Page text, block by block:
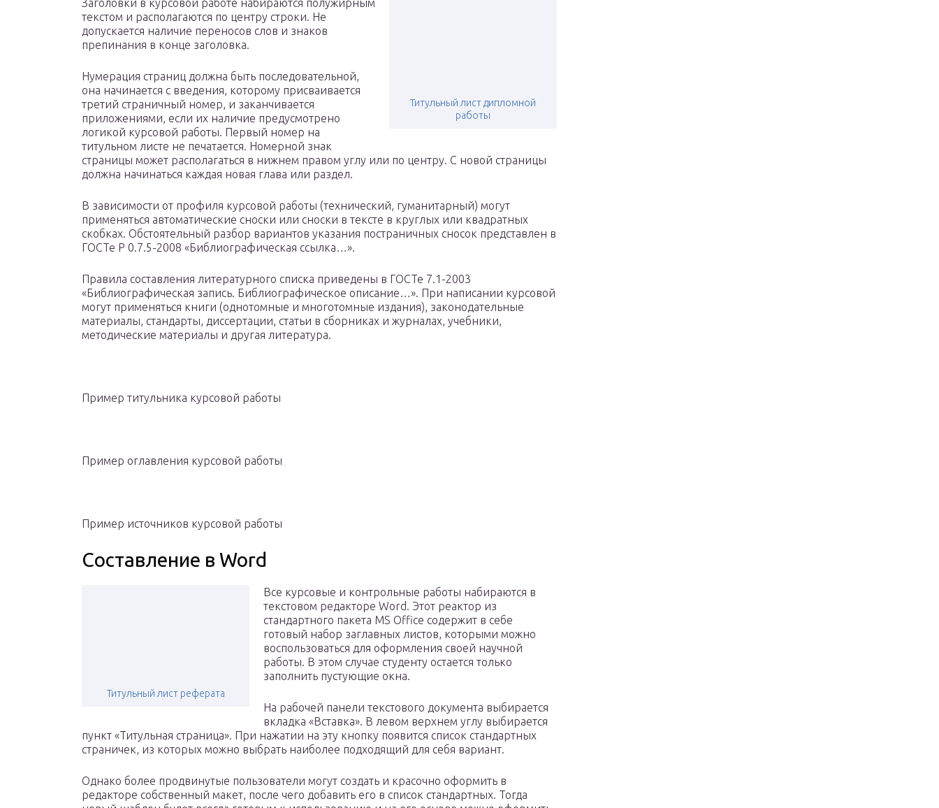
Титульный лист дипломной
работы
Заголовки в курсовой работе набираются полужирным
текстом и располагаются по центру строки. Не
допускается наличие переносов слов и знаков
препинания в конце заголовка.
Нумерация страниц должна быть последовательной,
она начинается с введения, которому присваивается
третий страничный номер, и заканчивается
приложениями, если их наличие предусмотрено
логикой курсовой работы. Первый номер на
титульном листе не печатается. Номерной знак
страницы может располагаться в нижнем правом углу или по центру. С новой страницы
должна начинаться каждая новая глава или раздел.
В зависимости от профиля курсовой работы (технический, гуманитарный) могут
применяться автоматические сноски или сноски в тексте в круглых или квадратных
скобках. Обстоятельный разбор вариантов указания постраничных сносок представлен в
ГОСТе Р 0.7.5-2008 «Библиографическая ссылка…».
Правила составления литературного списка приведены в ГОСТе 7.1-2003
«Библиографическая запись. Библиографическое описание…». При написании курсовой
могут применяться книги (однотомные и многотомные издания), законодательные
материалы, стандарты, диссертации, статьи в сборниках и журналах, учебники,
методические материалы и другая литература.
Пример титульника курсовой работы
Пример оглавления курсовой работы
Пример источников курсовой работы
Составление в Word
Титульный лист реферата
Все курсовые и контрольные работы набираются в
текстовом редакторе Word. Этот реактор из
стандартного пакета MS Office содержит в себе
готовый набор заглавных листов, которыми можно
воспользоваться для оформления своей научной
работы. В этом случае студенту остается только
заполнить пустующие окна.
На рабочей панели текстового документа выбирается
вкладка «Вставка». В левом верхнем углу выбирается
пункт «Титульная страница». При нажатии на эту кнопку появится список стандартных
страничек, из которых можно выбрать наиболее подходящий для себя вариант.
Однако более продвинутые пользователи могут создать и красочно оформить в
редакторе собственный макет, после чего добавить его в список стандартных. Тогда